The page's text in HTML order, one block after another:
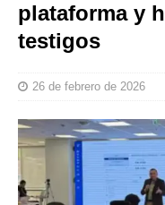
plataforma y
testigos
26 de febrero de 2026